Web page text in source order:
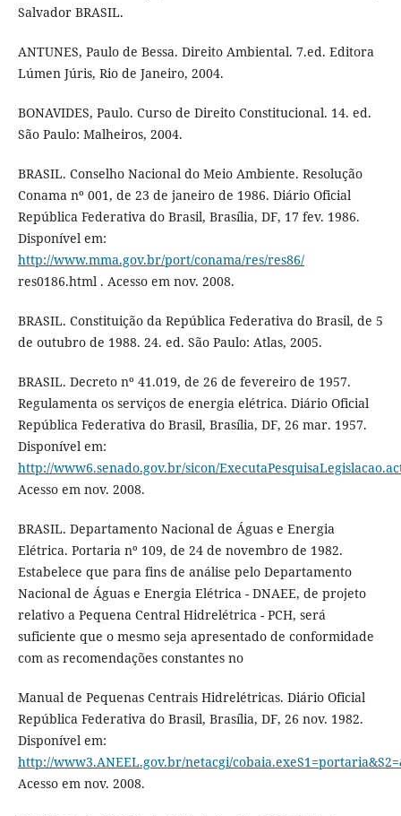
Salvador BRASIL.
ANTUNES, Paulo de Bessa. Direito Ambiental. 7.ed. Editora
Lúmen Júris, Rio de Janeiro, 2004.
BONAVIDES, Paulo. Curso de Direito Constitucional. 14. ed.
São Paulo: Malheiros, 2004.
BRASIL. Conselho Nacional do Meio Ambiente. Resolução
Conama nº 001, de 23 de janeiro de 1986. Diário Oficial
República Federativa do Brasil, Brasília, DF, 17 fev. 1986.
Disponível em:
http://www.mma.gov.br/port/conama/res/res86/
res0186.html . Acesso em nov. 2008.
BRASIL. Constituição da República Federativa do Brasil, de 5
de outubro de 1988. 24. ed. São Paulo: Atlas, 2005.
BRASIL. Decreto nº 41.019, de 26 de fevereiro de 1957.
Regulamenta os serviços de energia elétrica. Diário Oficial
República Federativa do Brasil, Brasília, DF, 26 mar. 1957.
Disponível em:
http://www6.senado.gov.br/sicon/
Acesso em nov. 2008.
BRASIL. Departamento Nacional de Águas e Energia
Elétrica. Portaria nº 109, de 24 de novembro de 1982.
Estabelece que para fins de análise pelo Departamento
Nacional de Águas e Energia Elétrica - DNAEE, de projeto
relativo a Pequena Central Hidrelétrica - PCH, será
suficiente que o mesmo seja apresentado de conformidade
com as recomendações constantes no
Manual de Pequenas Centrais Hidrelétricas. Diário Oficial
República Federativa do Brasil, Brasília, DF, 26 nov. 1982.
Disponível em:
http://www3.ANEEL.gov.br/netacgi/
Acesso em nov. 2008.